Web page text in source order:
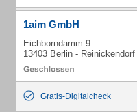
1aim GmbH
Eichborndamm 9
13403 Berlin - Reinickendorf
Gratis-Digitalcheck